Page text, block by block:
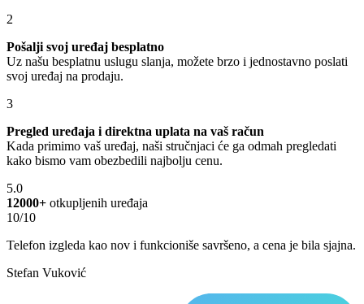
2
Pošalji svoj uređaj besplatno
Uz našu besplatnu uslugu slanja, možete brzo i jednostavno poslati
svoj uređaj na prodaju.
3
Pregled uređaja i direktna uplata na vaš račun
Kada primimo vaš uređaj, naši stručnjaci će ga odmah pregledati
kako bismo vam obezbedili najbolju cenu.
5.0
12000+ otkupljenih uređaja
10/10
Telefon izgleda kao nov i funkcioniše savršeno, a cena je bila sjajna.
Stefan Vuković